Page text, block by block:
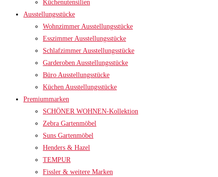
Küchenutensilien
Ausstellungsstücke
Wohnzimmer Ausstellungsstücke
Esszimmer Ausstellungsstücke
Schlafzimmer Ausstellungsstücke
Garderoben Ausstellungsstücke
Büro Ausstellungsstücke
Küchen Ausstellungsstücke
Premiummarken
SCHÖNER WOHNEN-Kollektion
Zebra Gartenmöbel
Suns Gartenmöbel
Henders & Hazel
TEMPUR
Fissler & weitere Marken